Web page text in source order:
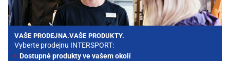
VAŠE PRODEJNA.VAŠE PRODUKTY.
Vyberte prodejnu INTERSPORT:
Dostupné produkty ve vašem okolí